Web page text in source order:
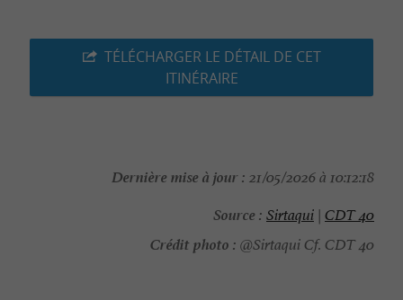
TÉLÉCHARGER LE DÉTAIL DE CET
ITINÉRAIRE
Dernière mise à jour : 21/05/2026 à 10:12:18
Source : Sirtaqui | CDT 40
Crédit photo : @Sirtaqui Cf. CDT 40